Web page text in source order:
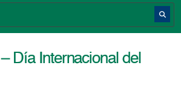
Día Internacional del